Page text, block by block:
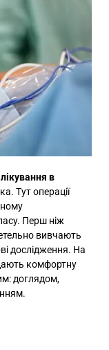
в
Тут операції
Перш ніж
вивчають
дослідження. На
комфортну
доглядом,